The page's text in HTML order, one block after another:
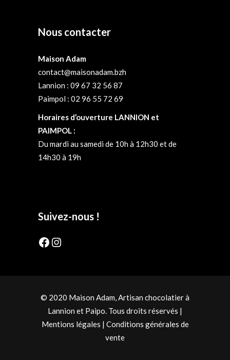
Nous contacter
Maison Adam
contact@maisonadam.bzh
Lannion : 09 67 32 56 87
Paimpol : 02 96 55 72 69
Horaires d’ouverture LANNION et
PAIMPOL :
Du mardi au samedi de 10h à 12h30 et de
14h30 à 19h
Suivez-nous !
Facebook
Instagram
© 2020 Maison Adam, Artisan chocolatier à
Lannion et Paipo. Tous droits réservés |
Mentions légales | Conditions générales de
vente